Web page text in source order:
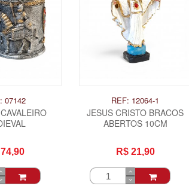
07142 REF: 12064-1
JESUS CRISTO BRACOS
ABERTOS 10CM
R$ 21,90